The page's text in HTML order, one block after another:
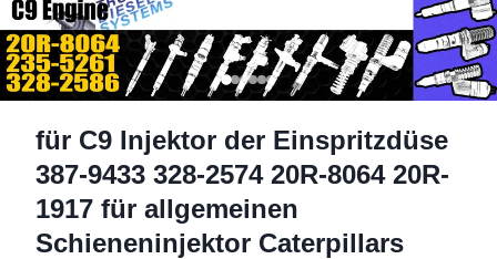
für C9 Injektor der Einspritzdüse
387-9433 328-2574 20R-8064 20R-
1917 für allgemeinen
Schieneninjektor Caterpillars